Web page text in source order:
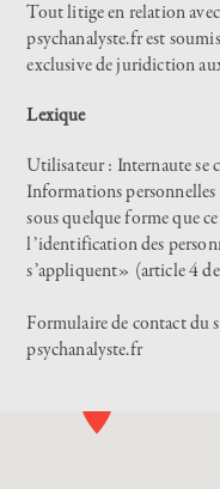
Tout litige en relation
psychanalyste.frest
exclusive de juridiction
Lexique
Utilisateur : Internaute se
Informations
sous quelque forme que
l’identification des
s’appliquent» (article 4
Formulaire de contact du
psychanalyste.fr